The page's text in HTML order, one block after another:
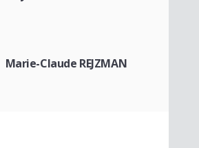
Marie-Claude REJZMAN